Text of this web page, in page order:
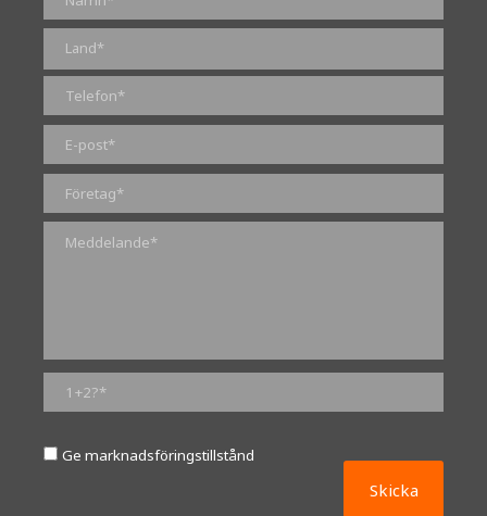
0 av 2000 maximalt antal tecken
Ge marknadsföringstillstånd